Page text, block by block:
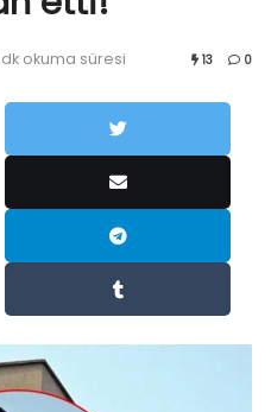
dk okuma süresi 13 0